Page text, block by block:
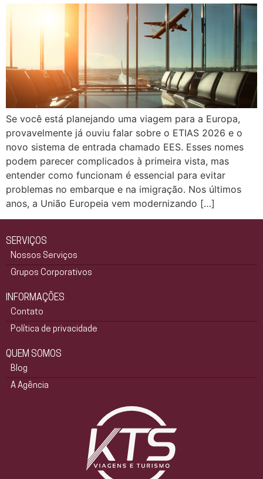
Se você está planejando uma viagem para a Europa,
provavelmente já ouviu falar sobre o ETIAS 2026 e o
novo sistema de entrada chamado EES. Esses nomes
podem parecer complicados à primeira vista, mas
entender como funcionam é essencial para evitar
problemas no embarque e na imigração. Nos últimos
anos, a União Europeia vem modernizando […]
SERVIÇOS
Nossos Serviços
Grupos Corporativos
INFORMAÇÕES
Contato
Política de privacidade
QUEM SOMOS
Blog
A Agência